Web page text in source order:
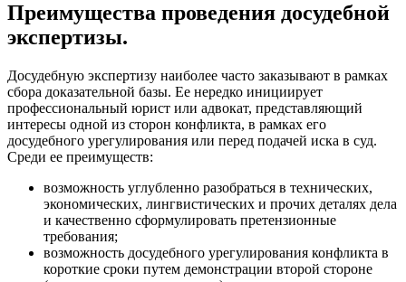
Преимущества проведения досудебной
экспертизы.
Досудебную экспертизу наиболее часто заказывают в рамках
сбора доказательной базы. Ее нередко инициирует
профессиональный юрист или адвокат, представляющий
интересы одной из сторон конфликта, в рамках его
досудебного урегулирования или перед подачей иска в суд.
Среди ее преимуществ:
возможность углубленно разобраться в технических,
экономических, лингвистических и прочих деталях дела
и качественно сформулировать претензионные
требования;
возможность досудебного урегулирования конфликта в
короткие сроки путем демонстрации второй стороне